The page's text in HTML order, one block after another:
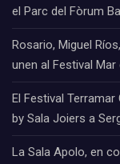
el Parc del Fòrum
Rosario, Miguel
unen al Festival Mar
El Festival
by Sala Joiers a
La Sala Apolo, en